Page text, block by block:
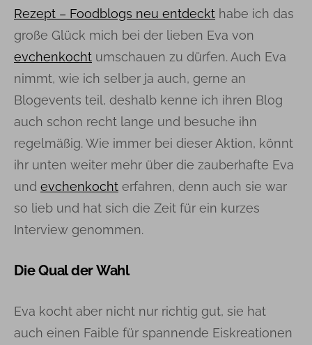
Rezept – Foodblogs neu entdeckt habe ich das
große Glück mich bei der lieben Eva von
evchenkocht umschauen zu dürfen. Auch Eva
nimmt, wie ich selber ja auch, gerne an
Blogevents teil, deshalb kenne ich ihren Blog
auch schon recht lange und besuche ihn
regelmäßig. Wie immer bei dieser Aktion, könnt
ihr unten weiter mehr über die zauberhafte Eva
und evchenkocht erfahren, denn auch sie war
so lieb und hat sich die Zeit für ein kurzes
Interview genommen.
Die Qual der Wahl
Eva kocht aber nicht nur richtig gut, sie hat
auch einen Faible für spannende Eiskreationen